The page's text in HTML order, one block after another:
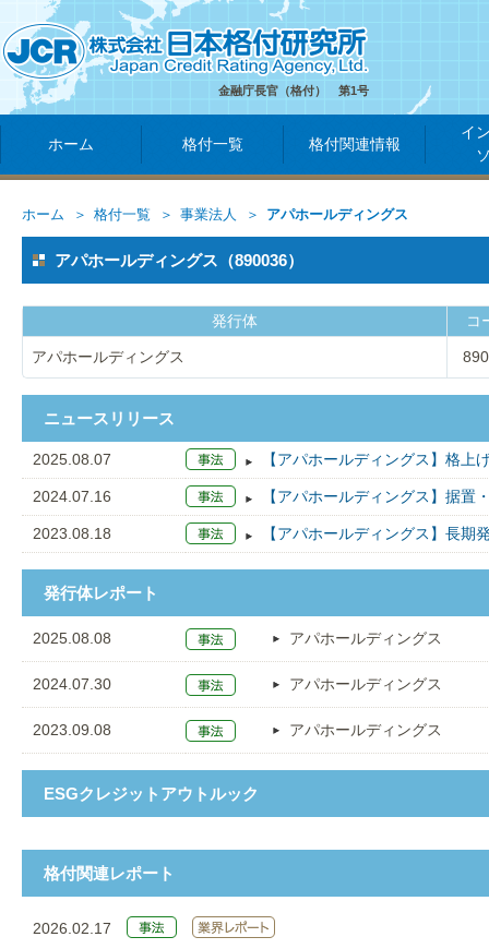
金融庁長官（格付） 第1号
ホーム 格付一覧 格付関連情報
イ
ホーム 格付一覧 事業法人 アパホールディングス
アパホールディングス（890036）
発行体 コ
アパホールディングス
ニュースリリース
2025.08.07 【アパホールディングス】格
2024.07.16 【アパホールディングス】据
2023.08.18 【アパホールディングス】長期
発行体レポート
2025.08.08 アパホールディングス
2024.07.30 アパホールディングス
2023.09.08 アパホールディングス
ESGクレジットアウトルック
格付関連レポート
2026.02.17